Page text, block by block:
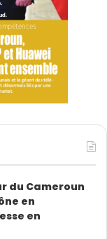
du Cameroun
en
en